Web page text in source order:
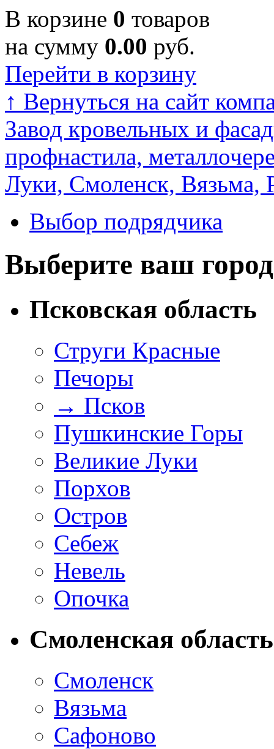
В корзине 0 товаров
на сумму 0.00 руб.
Перейти в корзину
↑ Вернуться на сайт
Завод кровельных и
профнастила,
Луки, Смоленск, Вязьма,
Выбор подрядчика
Выберите ваш город
Псковская область
Струги Красные
Печоры
→ Псков
Пушкинские Горы
Великие Луки
Порхов
Остров
Себеж
Невель
Опочка
Смоленская область
Смоленск
Вязьма
Сафоново